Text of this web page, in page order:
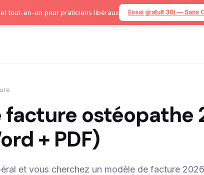
tout-en-un pour praticiens libéraux Essai gratuit 30j — Sans
facture ostéopathe
+ PDF)
et vous cherchez un modèle de facture